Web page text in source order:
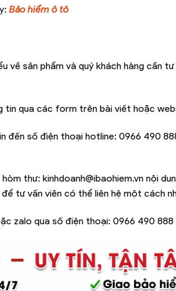
Bảo hiểm ô tô
về sản phẩm và quý khách hàng cần
tin qua các form trên bài viết hoặc
đến số điện thoại hotline: 0966 490
thư: kinhdoanh@ibaohiem.vn nội
tư vấn viên có thể liên hệ một cách
zalo qua số điện thoại: 0966 490 888